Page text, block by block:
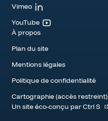
À propos
Plan du site
Mentions légales
Politique de confidentialité
Cartographie (accès restreint)
Vimeo
YouTube
Un site éco-conçu parCtrl S